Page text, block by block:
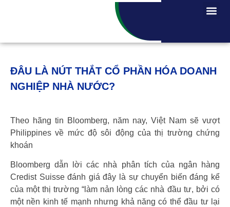
ĐÂU LÀ NÚT THẮT CỔ PHẦN HÓA DOANH
NGHIỆP NHÀ NƯỚC?
Theo hãng tin Bloomberg, năm nay, Việt Nam sẽ vượt
Philippines về mức độ sôi động của thị trường chứng
khoán
Bloomberg dẫn lời các nhà phân tích của ngân hàng
Credist Suisse đánh giá đây là sự chuyển biến đáng kể
của một thị trường “làm nản lòng các nhà đầu tư, bởi có
một nền kinh tế mạnh nhưng khả năng có thể đầu tư lại